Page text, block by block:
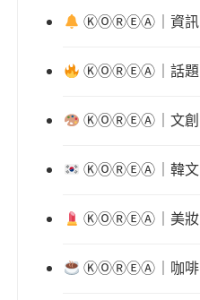
ⓀⓄⓇⒺⒶ｜資訊
ⓀⓄⓇⒺⒶ｜話題
ⓀⓄⓇⒺⒶ｜文創
ⓀⓄⓇⒺⒶ｜韓文
ⓀⓄⓇⒺⒶ｜美妝
ⓀⓄⓇⒺⒶ｜咖啡